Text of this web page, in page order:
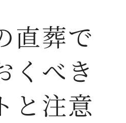
直葬で
くべき
と注意